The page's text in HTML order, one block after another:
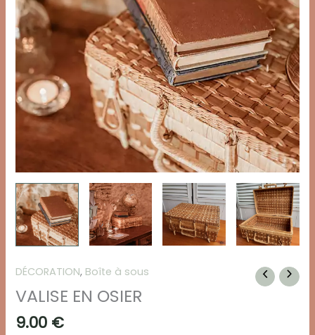
DÉCORATION, Boîte à sous
VALISE EN OSIER
9.00 €